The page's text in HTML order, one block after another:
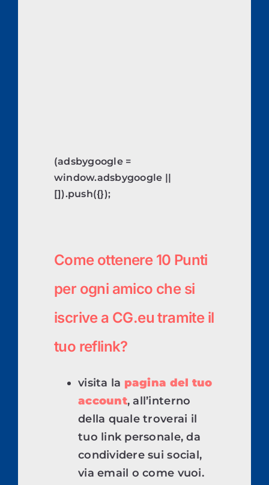
(adsbygoogle =
window.adsbygoogle ||
[]).push({});
Come ottenere 10 Punti
per ogni amico che si
iscrive a CG.eu tramite il
tuo reflink?
visita la pagina del tuo
account, all’interno
della quale troverai il
tuo link personale, da
condividere sui social,
via email o come vuoi.